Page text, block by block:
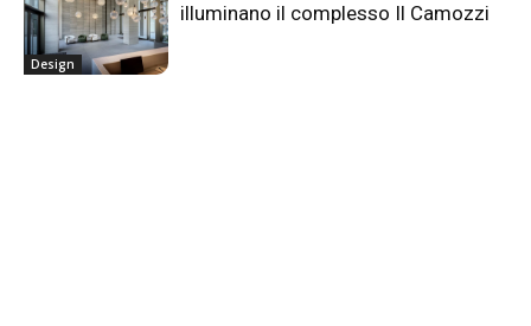
Design
illuminano il complesso Il Camozzi